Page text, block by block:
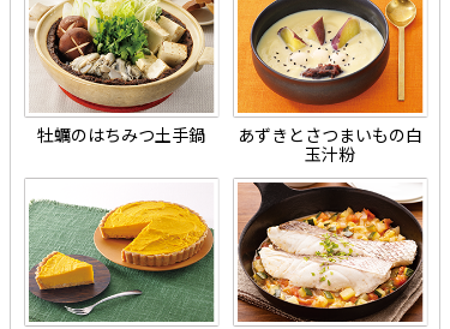
牡蠣のはちみつ土手鍋
あずきとさつまいもの白
玉汁粉